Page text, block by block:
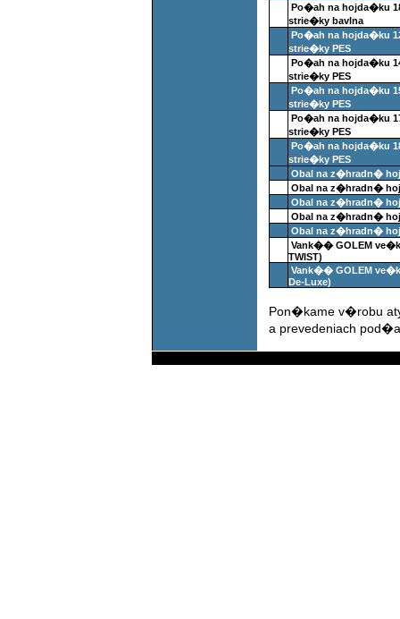
Po�ah na hojda�ku
strie�ky bavlna
Po�ah na hojda�ku
strie�ky PES
Po�ah na hojda�ku
strie�ky PES
Po�ah na hojda�ku
strie�ky PES
Po�ah na hojda�ku
strie�ky PES
Po�ah na hojda�ku
strie�ky PES
Obal na z�hradn�
Obal na z�hradn�
Obal na z�hradn�
Obal na z�hradn�
Obal na z�hradn�
Vank�� GOLEM
TWIST)
Vank�� GOLEM
De-Luxe)
Pon�kame v�robu
a prevedeniach